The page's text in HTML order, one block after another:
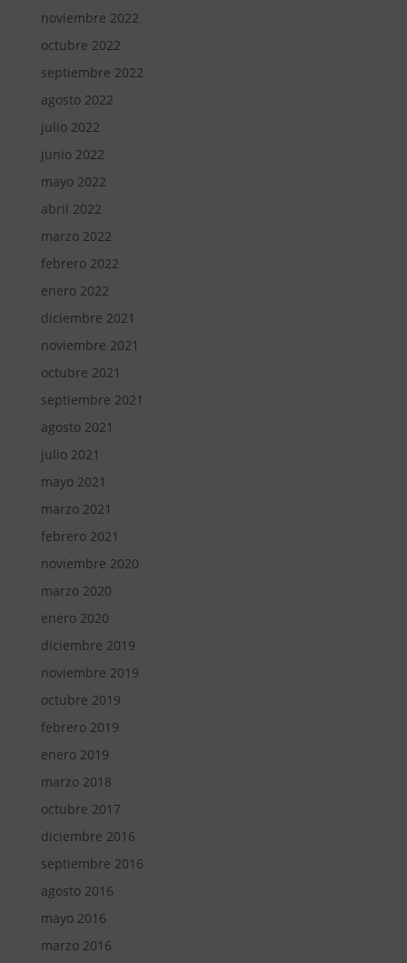
noviembre 2022
octubre 2022
septiembre 2022
agosto 2022
julio 2022
junio 2022
mayo 2022
abril 2022
marzo 2022
febrero 2022
enero 2022
diciembre 2021
noviembre 2021
octubre 2021
septiembre 2021
agosto 2021
julio 2021
mayo 2021
marzo 2021
febrero 2021
noviembre 2020
marzo 2020
enero 2020
diciembre 2019
noviembre 2019
octubre 2019
febrero 2019
enero 2019
marzo 2018
octubre 2017
diciembre 2016
septiembre 2016
agosto 2016
mayo 2016
marzo 2016